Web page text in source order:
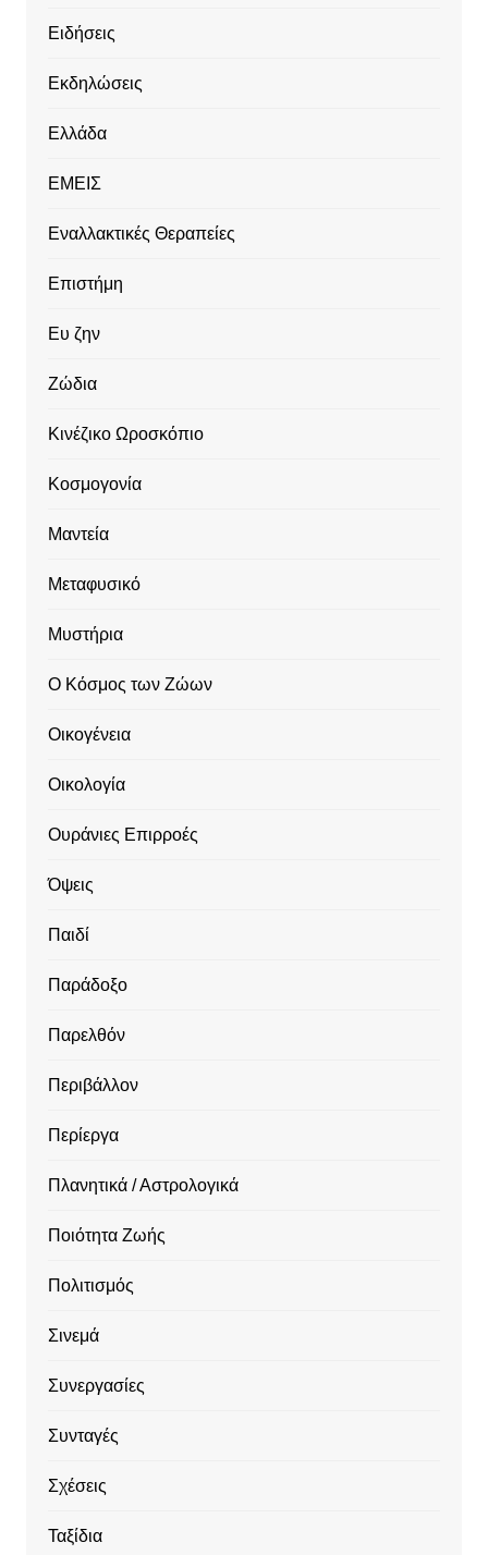
Ειδήσεις
Εκδηλώσεις
Ελλάδα
ΕΜΕΙΣ
Εναλλακτικές Θεραπείες
Επιστήμη
Ευ ζην
Ζώδια
Κινέζικο Ωροσκόπιο
Κοσμογονία
Μαντεία
Μεταφυσικό
Μυστήρια
Ο Κόσμος των Ζώων
Οικογένεια
Οικολογία
Ουράνιες Επιρροές
Όψεις
Παιδί
Παράδοξο
Παρελθόν
Περιβάλλον
Περίεργα
Πλανητικά / Αστρολογικά
Ποιότητα Ζωής
Πολιτισμός
Σινεμά
Συνεργασίες
Συνταγές
Σχέσεις
Ταξίδια